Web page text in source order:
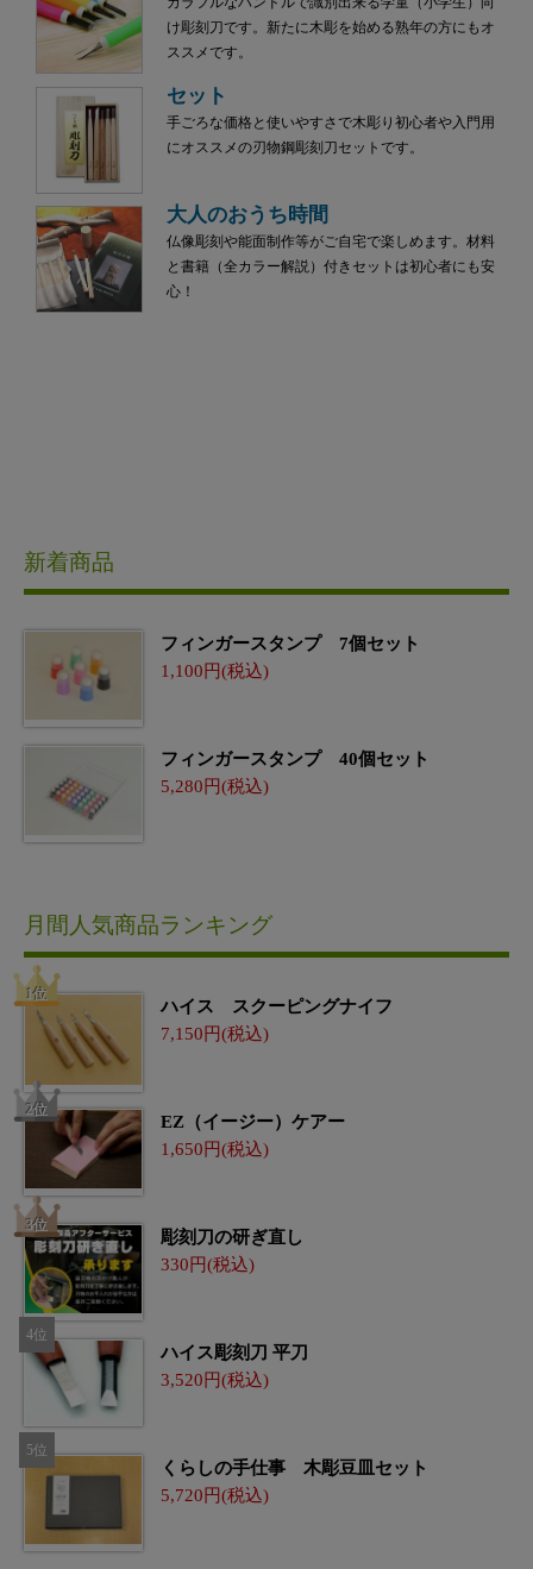
け彫刻刀です。新たに木彫を始める熟年の方にもオ
ススメです。
セット
手ごろな価格と使いやすさで木彫り初心者や入門用
にオススメの刃物鋼彫刻刀セットです。
大人のおうち時間
仏像彫刻や能面制作等がご自宅で楽しめます。材料
と書籍（全カラー解説）付きセットは初心者にも安
心！
新着商品
フィンガースタンプ 7個セット
1,100
フィンガースタンプ 40個セット
5,280
月間人気商品ランキング
ハイス スクーピングナイフ
7,150
EZ（イージー）ケアー
1,650
彫刻刀の研ぎ直し
330
ハイス彫刻刀 平刀
3,520
くらしの手仕事 木彫豆皿セット
5,720